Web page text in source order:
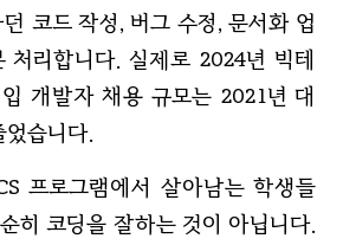
코드 작성, 버그 수정, 문서화 업
처리합니다. 실제로 2024년 빅테
개발자 채용 규모는 2021년 대
습니다.
프로그램에서 살아남는 학생들
히 코딩을 잘하는 것이 아닙니다.